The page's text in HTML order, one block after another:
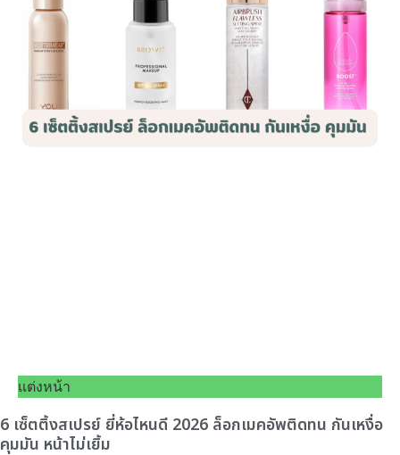
แต่งหน้า
6 เซ็ตติ้งสเปรย์ ยี่ห้อไหนดี 2026 ล็อกเมคอัพติดทน กันเหงื่อ
คุมมัน หน้าไม่เยิ้ม